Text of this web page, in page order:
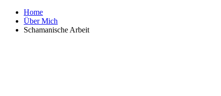
Home
Über Mich
Schamanische Arbeit